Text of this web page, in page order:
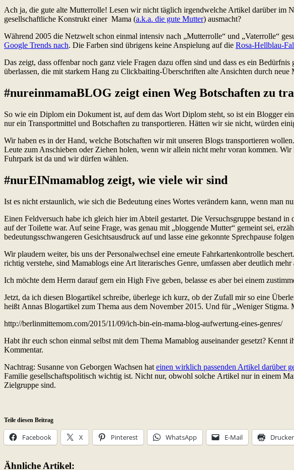
Ach ja, die gute alte Mutterrolle! Lesen wir nicht täglich irgendwelche Artikel darüber im
gesellschaftliche Konstrukt einer Mama (a.k.a. die gute Mutter) ausmacht?
Während 2005 die Netzwelt schon einmal intensiv nach „Mutterrolle“ und „Vaterrolle“
Google Trends nach. Die Farben sind übrigens keine Anspielung auf die Rosa-Hellblau-
Das zeigt, dass offenbar noch ganz viele Fragen dazu offen sind und dass es ein Bedürfnis
überlassen, die mit starkem Hang zu Clickbaiting-Überschriften alte Ansichten durch neue
#nureinmamaBLOG zeigt einen Weg Botschaften zu
So wie ein Diplom ein Dokument ist, auf dem das Wort Diplom steht, so ist ein Blogger
nur ein Transportmittel und Botschaften zu transportieren. Hätten wir sie nicht, würden
Wir haben es in der Hand, welche Botschaften wir mit unseren Blogs transportieren
Leute zum Anschieben oder Ziehen holen, wenn wir allein nicht mehr voran kommen.
Fuhrpark ist da und wir dürfen wählen.
#nurEINmamablog zeigt, wie viele wir sind
Ist es nicht erstaunlich, wie sich die Bedeutung eines Wortes verändern kann, wenn man
Einen Feldversuch habe ich gleich hier im Abteil gestartet. Die Versuchsgruppe bestand
auf der Toilette war. Auf seine Frage, was genau mit „bloggende Mutter“ gemeint sei,
bedeutungsschwangeren Gesichtsausdruck auf und lasse eine gekonnte Sprechpause
Wir plaudern weiter, bis uns der Personalwechsel eine erneute Fahrkartenkontrolle
richtig verstehe, sind Mamablogs eine Art literarisches Genre, umfassen aber deutlich
Ich möchte dem Herrn darauf gern ein High Five geben, belasse es aber bei einem
Jetzt, da ich diesen Blogartikel schreibe, überlege ich kurz, ob der Zufall mir so eine
heißt Annas Blogartikel zum Thema aus dem November 2015. Und für „Weniger
http://berlinmittemom.com/2015/11/09/ich-bin-ein-mama-blog-aufwertung-eines-genres/
Habt ihr euch schon einmal selbst mit dem Thema Mamablog auseinander gesetzt?
Kommentar.
Nachtrag: Susanne von Geborgen Wachsen hat einen wirklich passenden Artikel darüber
Familie gesellschaftspolitisch wichtig ist. Nicht nur, obwohl solche Artikel nur in einem
Zielgruppe sind.
Teile diesen Beitrag
Facebook X Pinterest WhatsApp E-Mail
Ähnliche Artikel: